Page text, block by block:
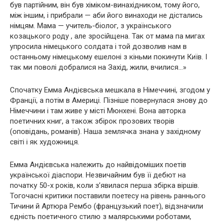
був партійним, він був хіміком-винахідником, тому його,
між іншим, і прибрали — аби його винаходи не дістались
німцям. Мама — учитель-біолог, з українського
козацького роду , але зросійщена. Так от мама па мигах
упросила німецького солдата і той дозволив нам в
останньому німецькому ешелоні з кіньми покинути Київ. І
так ми поволі добралися на Захід, жили, вчилися…»
Спочатку Емма Андієвська мешкала в Німеччині, згодом у
Франції, а потім в Америці. Пізніше повернулася знову до
Німеччини і там живе у місті Мюнхені. Вона авторка
поетичних книг, а також збірок прозових творів
(оповідань, романів). Наша землячка знана у західному
світі і як художниця.
Емма Андієвська належить до найвідоміших поетів
української діаспори. Незвичайним був її дебют на
початку 50-х років, коли з’явилася перша збірка віршів.
Тогочасні критики поставили поетесу на рівень раннього
Тичини й Артюра Рембо (французький поет), відзначили
єдність поетичного стилю з малярськими роботами,